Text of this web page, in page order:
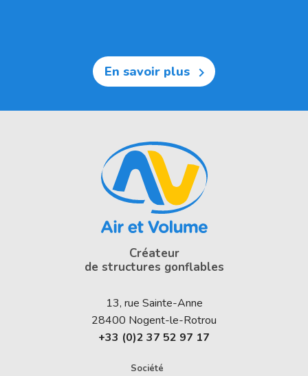
En savoir plus 
Créateur
de structures gonflables
13, rue Sainte-Anne
28400 Nogent-le-Rotrou
+33 (0)2 37 52 97 17
Société